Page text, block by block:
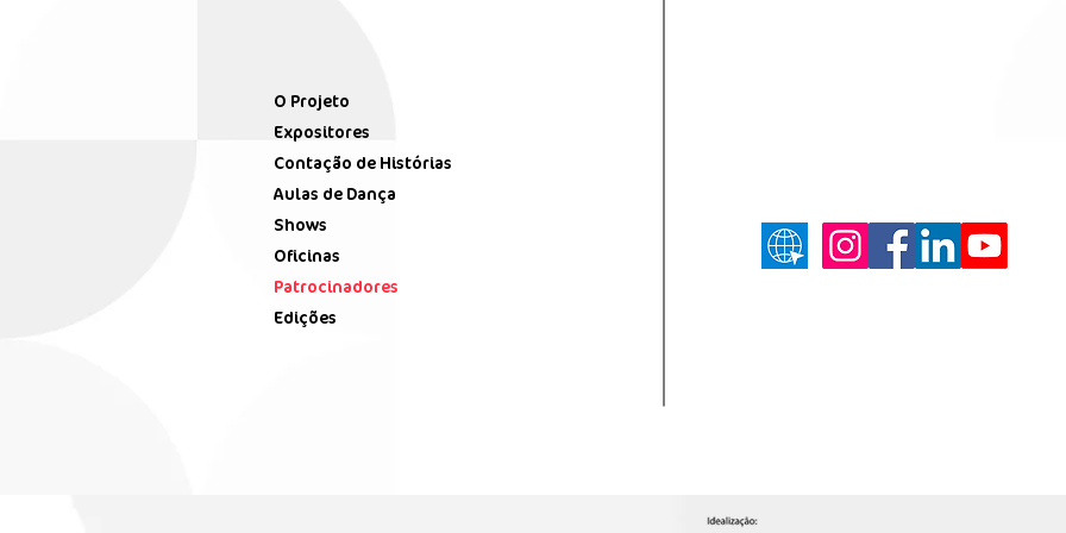
O Projeto
Expositores
Contação de Histórias
Aulas de Dança
Shows
Oficinas
Patrocinadores
Edições